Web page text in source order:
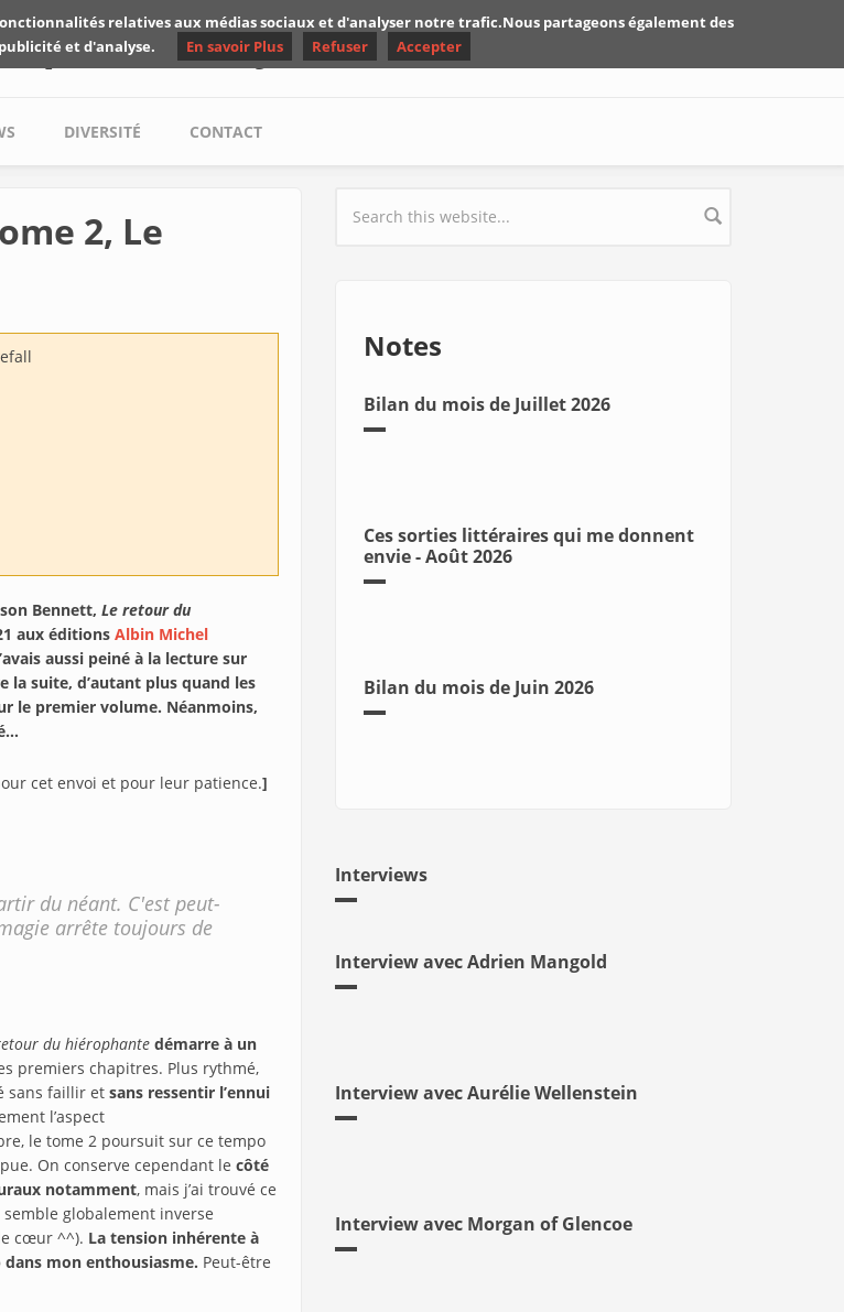
de Yuyine
DIVERSITÉ CONTACT
2, Le
Bennett, Le retour du
aux éditions Albin Michel
aussi peiné à la lecture sur
la suite, d’autant plus quand les
le premier volume. Néanmoins,
cet envoi et pour leur patience.]
du néant. C'est peut-
arrête toujours de
du hiérophante démarre à un
premiers chapitres. Plus rythmé,
sans faillir et sans ressentir l’ennui
l’aspect
le tome 2 poursuit sur ce tempo
On conserve cependant le côté
notamment, mais j’ai trouvé ce
globalement inverse
cœur ^^). La tension inhérente à
mon enthousiasme. Peut-être
Search form
Notes
Bilan du mois de Juillet 2026
Ces sorties littéraires qui me donnent
envie - Août 2026
Bilan du mois de Juin 2026
Interviews
Interview avec Adrien Mangold
Interview avec Aurélie Wellenstein
Interview avec Morgan of Glencoe
relatives aux médias sociaux et d'analyser notre trafic.Nous partageons également des
et d'analyse.
En savoir Plus Refuser Accepter